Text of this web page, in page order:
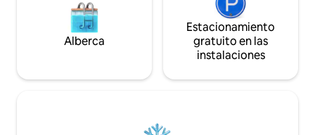
Alberca
Estacionamiento
gratuito en las
instalaciones